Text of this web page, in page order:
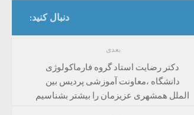
دنبال کنید:
بعدی
دکتر رضایت استاد گروه فارماکولوژی
دانشگاه ،معاونت آموزشی پردیس بین
الملل همشهری عزیزمان را بیشتر بشناسیم